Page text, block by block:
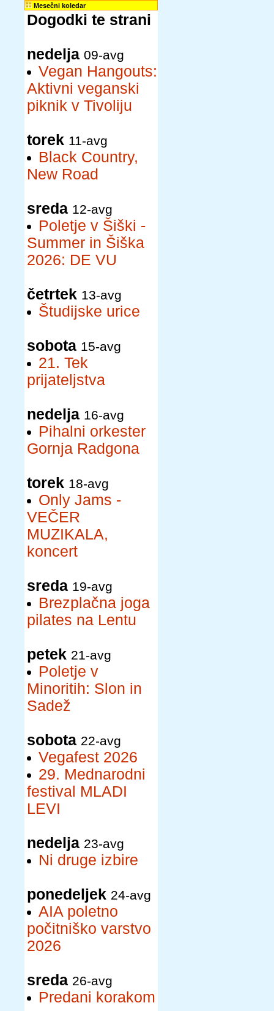
Mesečni koledar
Dogodki te strani
nedelja 09-avg
Vegan Hangouts:
Aktivni veganski
piknik v Tivoliju
torek 11-avg
Black Country,
New Road
sreda 12-avg
Poletje v Šiški -
Summer in Šiška
2026: DE VU
četrtek 13-avg
Študijske urice
sobota 15-avg
21. Tek
prijateljstva
nedelja 16-avg
Pihalni orkester
Gornja Radgona
torek 18-avg
Only Jams -
VEČER
MUZIKALA,
koncert
sreda 19-avg
Brezplačna joga
pilates na Lentu
petek 21-avg
Poletje v
Minoritih: Slon in
Sadež
sobota 22-avg
Vegafest 2026
29. Mednarodni
festival MLADI
LEVI
nedelja 23-avg
Ni druge izbire
ponedeljek 24-avg
AIA poletno
počitniško varstvo
2026
sreda 26-avg
Predani korakom